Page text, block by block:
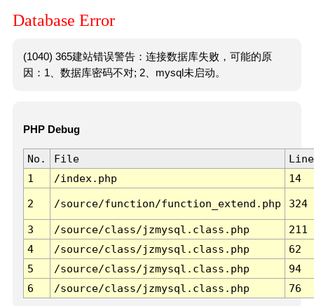
Database Error
(1040) 365建站错误警告：连接数据库失败，可能的原
因：1、数据库密码不对; 2、mysql未启动。
PHP Debug
No. File
Line
1
/index.php 14
2 /source/function/function_extend.php 324
3 /source/class/jzmysql.class.php
211
4
/source/class/jzmysql.class.php
62
5
/source/class/jzmysql.class.php
94
6
/source/class/jzmysql.class.php 76